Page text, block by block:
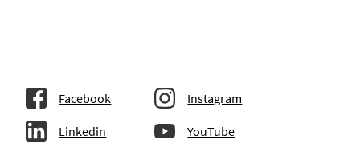
Facebook Instagram
Linkedin YouTube